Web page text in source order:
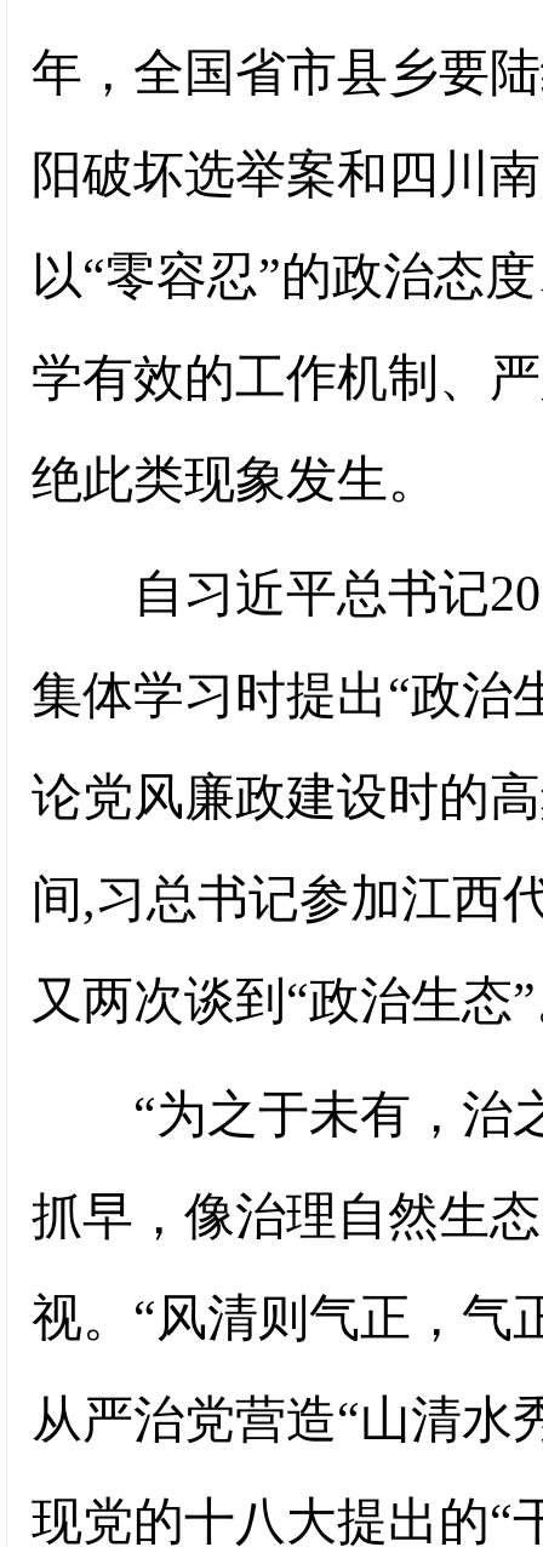
年，全国省市县乡要
阳破坏选举案和四川
以“零容忍”的政治态
学有效的工作机制、
绝此类现象发生。
自习近平总书记
集体学习时提出“政治
论党风廉政建设时的
间,习总书记参加江西
又两次谈到“政治生态
“为之于未有，治
抓早，像治理自然生
视。“风清则气正，气
从严治党营造“山清水
现党的十八大提出的“